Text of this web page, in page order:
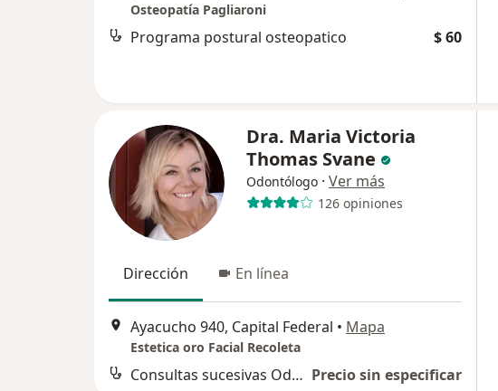
Osteopatía Pagliaroni
Programa postural osteopatico $ 60
Dra. Maria Victoria
Thomas Svane
Odontólogo · Ver más
126 opiniones
Dirección En línea
Ayacucho 940, Capital Federal • Mapa
Estetica oro Facial Recoleta
Consultas sucesivas Odontología Precio sin especificar